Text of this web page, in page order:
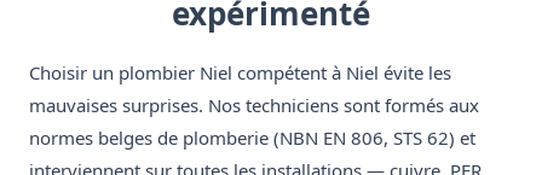
expérimenté
Choisir un plombier Niel compétent à Niel évite les
mauvaises surprises. Nos techniciens sont formés aux
normes belges de plomberie (NBN EN 806, STS 62) et